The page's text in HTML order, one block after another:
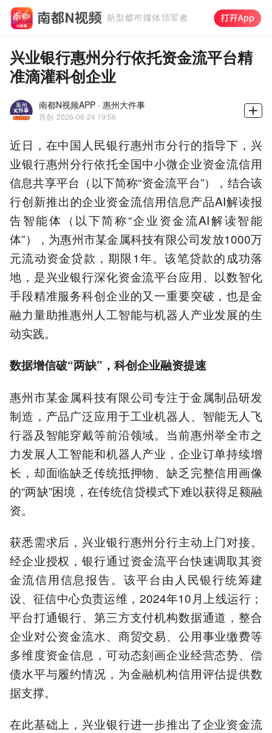
兴业银行惠州分行依托资金流平台精
准滴灌科创企业
南都N视频APP · 惠州大件事
原创 2026-06-24 19:56
近日，在中国人民银行惠州市分行的指导下，兴
业银行惠州分行依托全国中小微企业资金流信用
信息共享平台（以下简称“资金流平台”），结合该
行创新推出的企业资金流信用信息产品AI解读报
告智能体（以下简称“企业资金流AI解读智能
体”），为惠州市某金属科技有限公司发放1000万
元流动资金贷款，期限1年。该笔贷款的成功落
地，是兴业银行深化资金流平台应用、以数智化
手段精准服务科创企业的又一重要突破，也是金
融力量助推惠州人工智能与机器人产业发展的生
动实践。
数据增信破“两缺”，科创企业融资提速
惠州市某金属科技有限公司专注于金属制品研发
制造，产品广泛应用于工业机器人、智能无人飞
行器及智能穿戴等前沿领域。当前惠州举全市之
力发展人工智能和机器人产业，企业订单持续增
长，却面临缺乏传统抵押物、缺乏完整信用画像
的“两缺”困境，在传统信贷模式下难以获得足额融
资。
获悉需求后，兴业银行惠州分行主动上门对接。
经企业授权，银行通过资金流平台快速调取其资
金流信用信息报告。该平台由人民银行统筹建
设、征信中心负责运维，2024年10月上线运行；
平台打通银行、第三方支付机构数据通道，整合
企业对公资金流水、商贸交易、公用事业缴费等
多维度资金信息，可动态刻画企业经营态势、偿
债水平与履约情况，为金融机构信用评估提供数
据支撑。
在此基础上，兴业银行进一步推出了企业资金流